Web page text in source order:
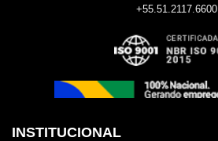
+55.51.2117.6600
INSTITUCIONAL